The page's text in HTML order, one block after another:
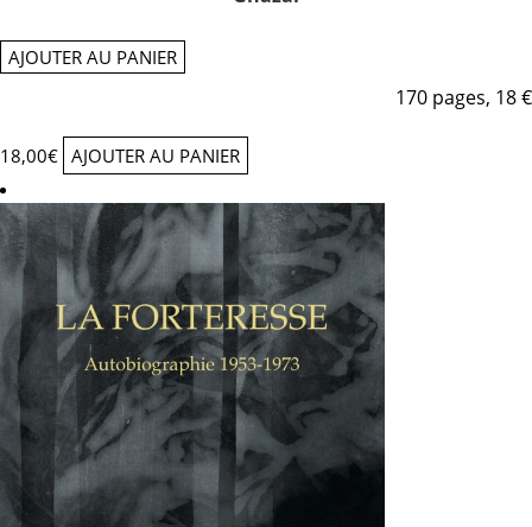
AJOUTER AU PANIER
170 pages, 18 €
18,00€ AJOUTER AU PANIER